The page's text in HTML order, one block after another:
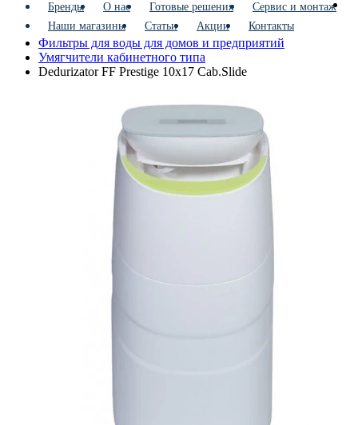
Бренды О нас Готовые решения
Сервис и монтаж
Наши магазины
Статьи Акции Контакты
Фильтры для воды для домов и предприятий
Умягчители кабинетного типа
Dedurizator FF Prestige 10x17 Cab.Slide